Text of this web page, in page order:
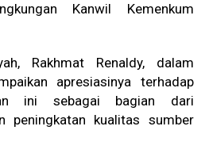
Kanwil Kemenkum
Rakhmat Renaldy, dalam
apresiasinya terhadap
ini sebagai bagian dari
peningkatan kualitas sumber